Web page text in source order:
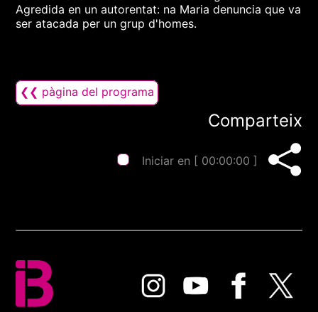
Agredida en un autorentat: na Maria denuncia que va
ser atacada per un grup d'homes.
❮❮ pàgina del programa
Comparteix
Iniciar en [ 00:00:00 ]